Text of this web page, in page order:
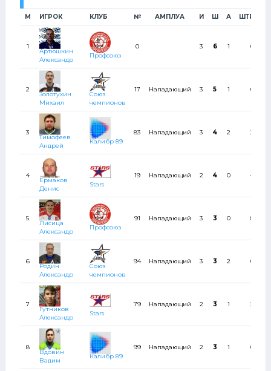
М ИГРОК КЛУБ № АМПЛУА И Ш А ШТР
1
Артюшкин
Александр
Профсоюз
0 3 6 1 0
2
Золотухин
Михаил
Союз
чемпионов
17 Нападающий 3 5 1 0
3
Тимофеев
Андрей
Калибр 89
83 Нападающий 3 4 2 2
4
Ермаков
Денис
Stars
19 Нападающий 2 4 0 4
5
Лисица
Александр
Профсоюз
91 Нападающий 3 3 0 8
6
Родин
Александр
Союз
чемпионов
94 Нападающий 3 3 2 0
7
Гутников
Александр
Stars
79 Нападающий 2 3 1 2
8
Вдовин
Вадим
Калибр 89
99 Нападающий 2 3 1 0